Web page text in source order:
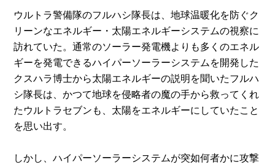
ウルトラ警備隊のフルハシ隊長は、地球温暖化を防ぐク
リーンなエネルギー・太陽エネルギーシステムの視察に
訪れていた。通常のソーラー発電機よりも多くのエネル
ギーを発電できるハイパーソーラーシステムを開発した
クスハラ博士から太陽エネルギーの説明を聞いたフルハ
シ隊長は、かつて地球を侵略者の魔の手から救ってくれ
たウルトラセブンも、太陽をエネルギーにしていたこと
を思い出す。
しかし、ハイパーソーラーシステムが突如何者かに攻撃